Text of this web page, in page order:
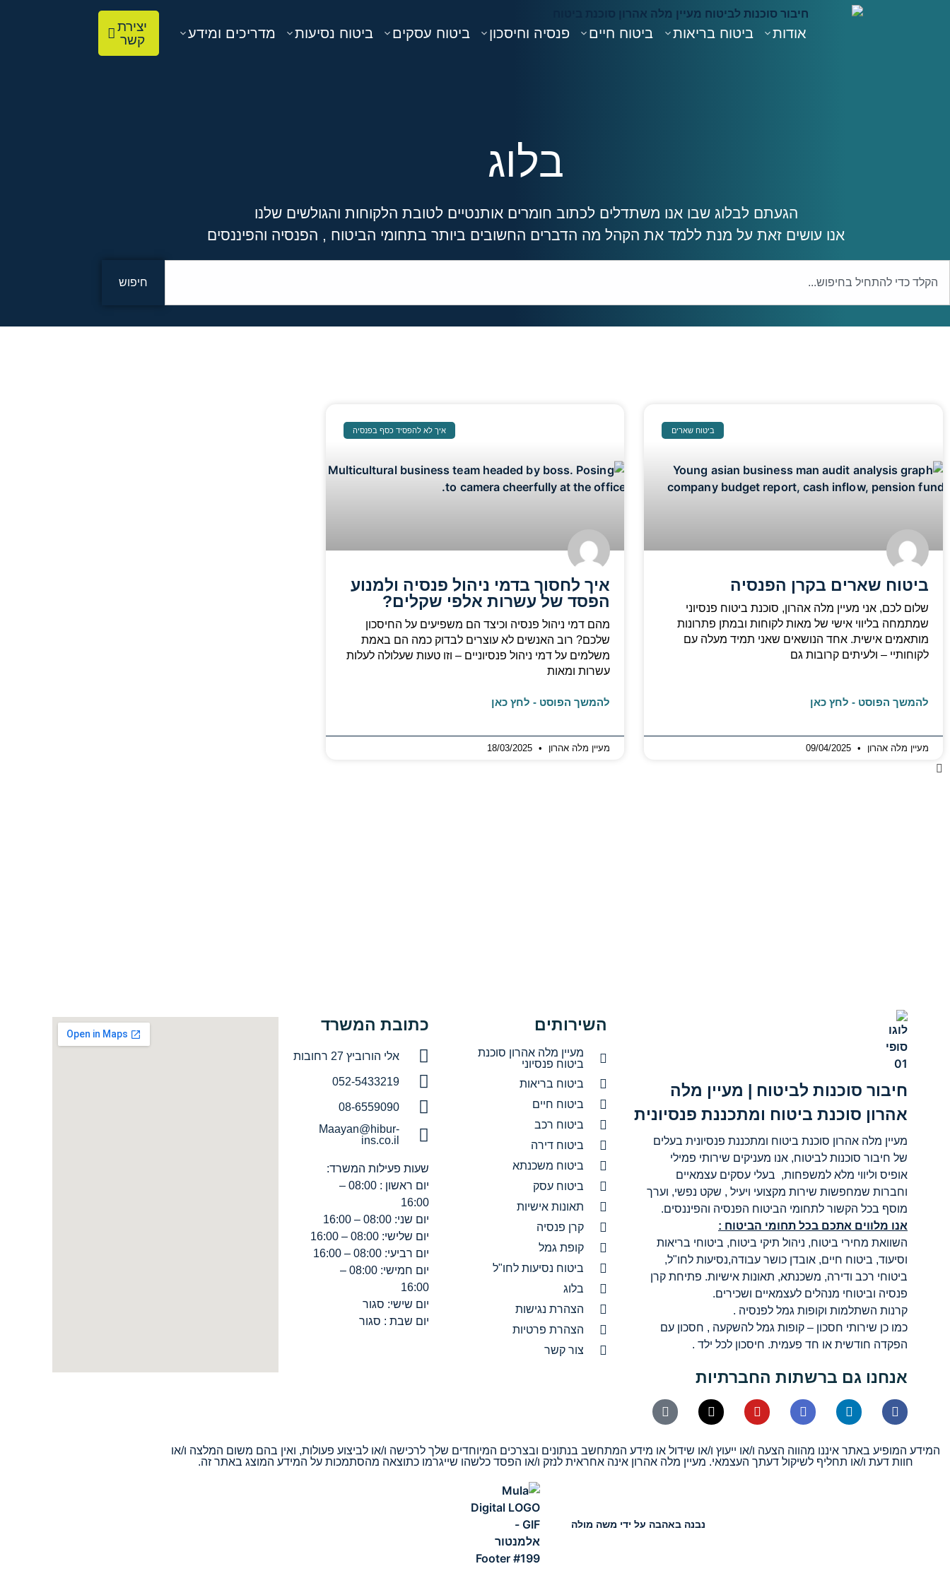
אודות ביטוח בריאות ביטוח חיים פנסיה וחיסכון ביטוח עסקים ביטוח נסיעות מדריכים ומידע
יצירת
קשר
בלוג
הגעתם לבלוג שבו אנו משתדלים לכתוב חומרים אותנטיים לטובת הלקוחות והגולשים שלנו
אנו עושים זאת על מנת ללמד את הקהל מה הדברים החשובים ביותר בתחומי הביטוח , הפנסיה והפיננסים
חיפוש
ביטוח שארים
ביטוח שארים בקרן הפנסיה
שלום לכם, אני מעיין מלה אהרון, סוכנת ביטוח פנסיוני
שמתמחה בליווי אישי של מאות לקוחות ובמתן פתרונות
מותאמים אישית. אחד הנושאים שאני תמיד מעלה עם
לקוחותיי – ולעיתים קרובות גם
להמשך הפוסט - לחץ כאן
מעיין מלה אהרון
איך לא להפסיד כסף בפנסיה
איך לחסוך בדמי ניהול פנסיה ולמנוע
הפסד של עשרות אלפי שקלים?
מהם דמי ניהול פנסיה וכיצד הם משפיעים על החיסכון
שלכם? רוב האנשים לא עוצרים לבדוק כמה הם באמת
משלמים על דמי ניהול פנסיוניים – וזו טעות שעלולה לעלות
עשרות ומאות
להמשך הפוסט - לחץ כאן
מעיין מלה אהרון
חיבור סוכנות לביטוח | מעיין מלה
אהרון סוכנת ביטוח ומתכננת פנסיונית
מעיין מלה אהרון סוכנת ביטוח ומתכננת פנסיונית בעלים
של חיבור סוכנות לביטוח, אנו מעניקים שירותי פמילי
אופיס וליווי מלא למשפחות, בעלי עסקים עצמאיים
וחברות שמחפשות שירות מקצועי ויעיל , שקט נפשי, וערך
מוסף בכל הקשור לתחומי הביטוח הפנסיה והפיננסים.
אנו מלווים אתכם בכל תחומי הביטוח :
השוואת מחירי ביטוח, ניהול תיקי ביטוח, ביטוחי בריאות
וסיעוד, ביטוח חיים, אובדן כושר עבודה,נסיעות לחו"ל,
ביטוחי רכב ודירה, משכנתא, תאונות אישיות. פתיחת קרן
פנסיה וביטוחי מנהלים לעצמאיים ושכירים.
קרנות השתלמות וקופות גמל לפנסיה .
כמו כן שירותי חסכון – קופות גמל להשקעה , חסכון עם
הפקדה חודשית או חד פעמית. חיסכון לכל ילד .
אנחנו גם ברשתות החברתיות
השירותים
מעיין מלה אהרון סוכנת
ביטוח פנסיוני
ביטוח בריאות
ביטוח חיים
ביטוח רכב
ביטוח דירה
ביטוח משכנתא
ביטוח עסק
תאונות אישיות
קרן פנסיה
קופת גמל
ביטוח נסיעות לחו"ל
בלוג
הצהרת נגישות
הצהרת פרטיות
צור קשר
כתובת המשרד
אלי הורוביץ 27 רחובות
052-5433219
08-6559090
Maayan@hibur-
ins.co.il
שעות פעילות המשרד:
יום ראשון : 08:00 –
16:00
יום שני: 08:00 – 16:00
יום שלישי: 08:00 – 16:00
יום רביעי: 08:00 – 16:00
יום חמישי: 08:00 –
16:00
יום שישי: סגור
יום שבת : סגור
המידע המופיע באתר איננו מהווה הצעה ו/או ייעוץ ו/או שידול או מידע המתחשב בנתונים ובצרכים המיוחדים שלך לרכישה ו/או לביצוע פעולות, ואין בהם משום המלצה ו/או
חוות דעת ו/או תחליף לשיקול דעתך העצמאי. מעיין מלה אהרון אינה אחראית לנזק ו/או הפסד כלשהו שייגרמו כתוצאה מהסתמכות על המידע המוצג באתר זה.
נבנה באהבה על ידי משה מולה